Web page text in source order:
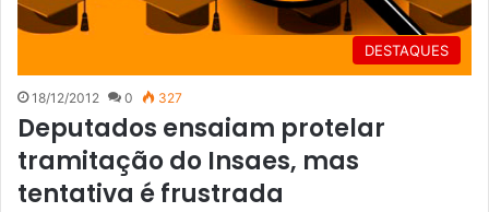
DESTAQUES
18/12/2012 0 327
Deputados ensaiam protelar
tramitação do Insaes, mas
tentativa é frustrada